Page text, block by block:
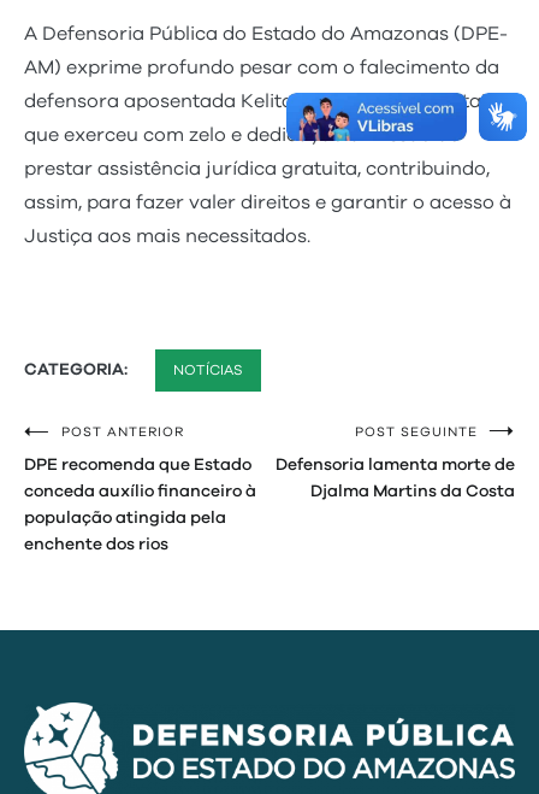
A Defensoria Pública do Estado do Amazonas (DPE-
AM) exprime profundo pesar com o falecimento da
defensora aposentada Kelita Maria Monteiro Litaiff,
que exerceu com zelo e dedicação a missão de
prestar assistência jurídica gratuita, contribuindo,
assim, para fazer valer direitos e garantir o acesso à
Justiça aos mais necessitados.
CATEGORIA: NOTÍCIAS
Navegação
de
Post
POST ANTERIOR
DPE recomenda que Estado
conceda auxílio financeiro à
população atingida pela
enchente dos rios
POST SEGUINTE
Defensoria lamenta morte de
Djalma Martins da Costa